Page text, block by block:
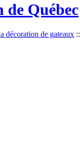
Québec
décoration de gateaux ::